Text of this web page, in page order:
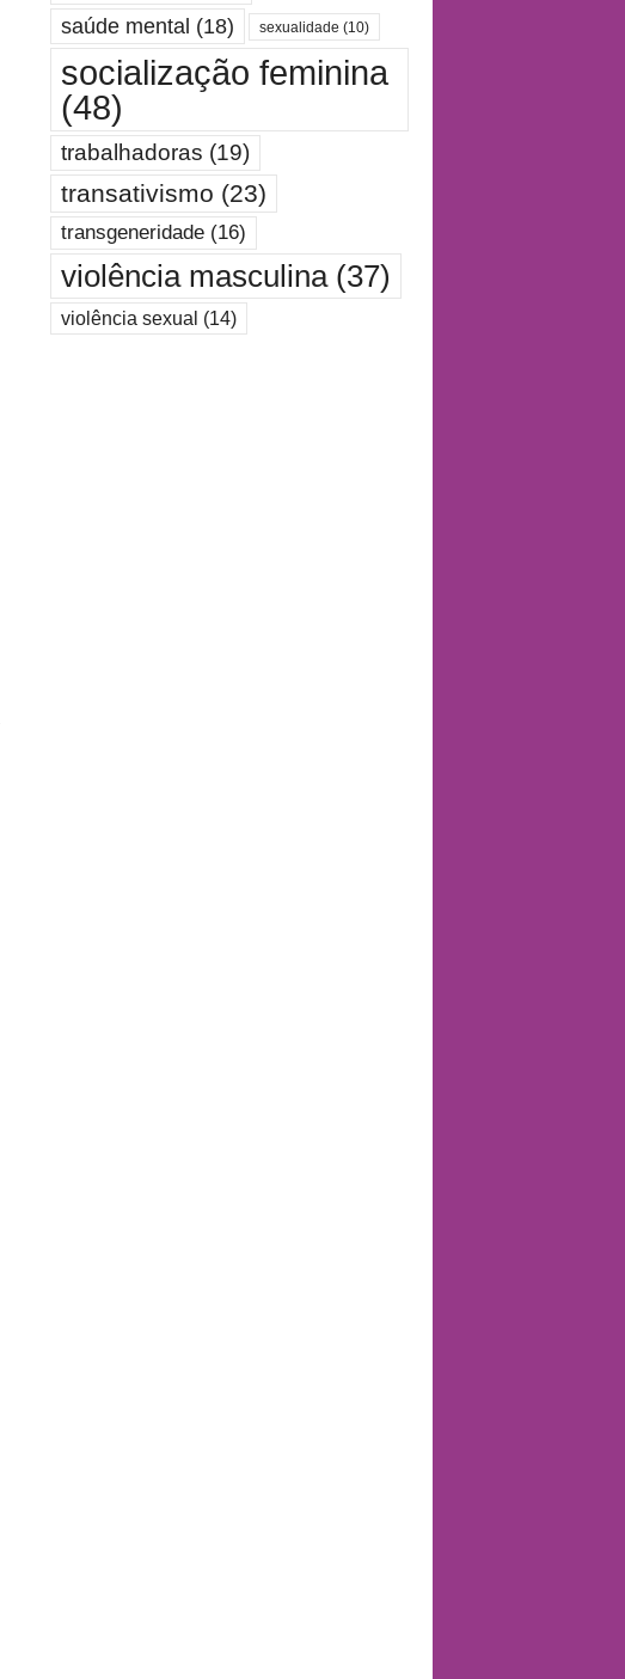
saúde mental (18) sexualidade (10)
socialização feminina
(48)
trabalhadoras (19)
transativismo (23)
transgeneridade(16)
violência masculina(37)
violência sexual (14)